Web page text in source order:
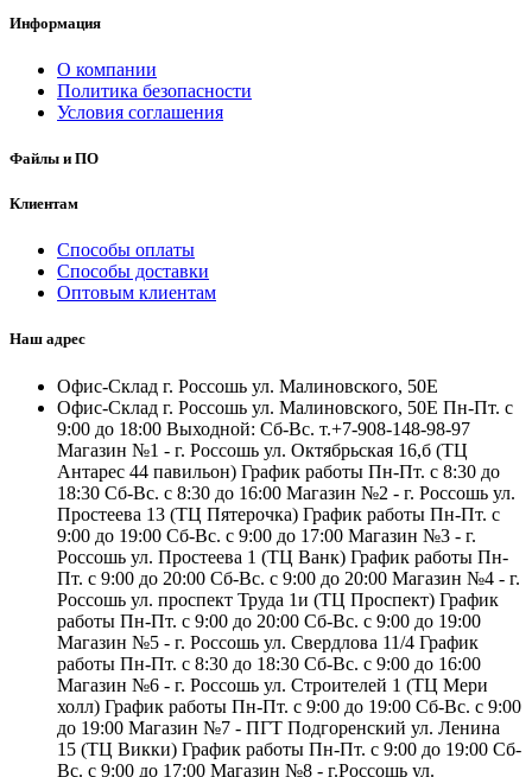
Информация
О компании
Политика безопасности
Условия соглашения
Файлы и ПО
Клиентам
Способы оплаты
Способы доставки
Оптовым клиентам
Наш адрес
Офис-Склад г. Россошь ул. Малиновского, 50Е
Офис-Склад г. Россошь ул. Малиновского, 50Е Пн-Пт. с
9:00 до 18:00 Выходной: Сб-Вс. т.+7-908-148-98-97
Магазин №1 - г. Россошь ул. Октябрьская 16,б (ТЦ
Антарес 44 павильон) График работы Пн-Пт. с 8:30 до
18:30 Сб-Вс. с 8:30 до 16:00 Магазин №2 - г. Россошь ул.
Простеева 13 (ТЦ Пятерочка) График работы Пн-Пт. с
9:00 до 19:00 Сб-Вс. с 9:00 до 17:00 Магазин №3 - г.
Россошь ул. Простеева 1 (ТЦ Ванк) График работы Пн-
Пт. с 9:00 до 20:00 Сб-Вс. с 9:00 до 20:00 Магазин №4 - г.
Россошь ул. проспект Труда 1и (ТЦ Проспект) График
работы Пн-Пт. с 9:00 до 20:00 Сб-Вс. с 9:00 до 19:00
Магазин №5 - г. Россошь ул. Свердлова 11/4 График
работы Пн-Пт. с 8:30 до 18:30 Сб-Вс. с 9:00 до 16:00
Магазин №6 - г. Россошь ул. Строителей 1 (ТЦ Мери
холл) График работы Пн-Пт. с 9:00 до 19:00 Сб-Вс. с 9:00
до 19:00 Магазин №7 - ПГТ Подгоренский ул. Ленина
15 (ТЦ Викки) График работы Пн-Пт. с 9:00 до 19:00 Сб-
Вс. с 9:00 до 17:00 Магазин №8 - г.Россошь ул.